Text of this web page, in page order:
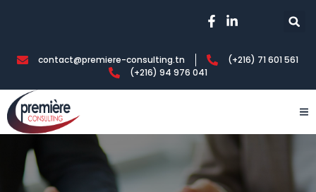
contact@premiere-consulting.tn
(+216) 71 601 561
(+216) 94 976 041